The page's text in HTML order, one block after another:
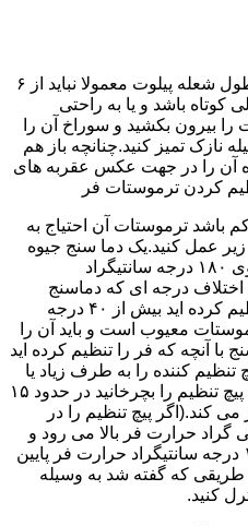
رنگ شعله پیلوت باید آبی باشد و طول شعله پیلوت معمولا نباید از ۶
کوتاه باشد و یا به راحتی
بیرون بکشید و سوراخ آن را
نازک تمیز کنید.چنانچه باز هم
آن را در جهت عکس عقربه های
کردن ترموستات فر
باشد ترموستات آن احتیاج به
زیر عمل کنید.یک دما سنج جیوه
ای در فر گذاشته و درجه فر را روی ۱۸۰ درجه سانتیگراد
پس از ۱۰ تا ۲۰ دقیقه اختلاف درجه ای که دماسنج
نشان می دهد با آنچه که فر را تنظیم کرده اید بیش از ۴۰ درجه
معیوب است و باید آن را
آنچه که فر را تنظیم کرده اید
کننده را به طرف زیاد یا
کم بچرخانید.هر یک چهارم دور که پیچ تنظیم را بچرخانید در حدود ۱۵
کند.(اگر پیچ تنظیم را در
۱۵ درجه سانتی گراد حرارت فر بالا می رود و
اگر در جهت کم چرخانیده شود ۱۵ درجه سانتیگراد حرارت فر پایین
طریقی که گفته شد به وسیله
کنید.